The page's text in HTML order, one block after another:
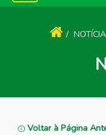
Voltar à Página